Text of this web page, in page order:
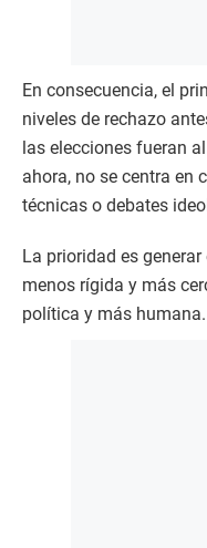
En consecuencia, el
niveles de rechazo
las elecciones fueran
ahora, no se centra en
técnicas o debates
La prioridad es
menos rígida y más
política y más humana.